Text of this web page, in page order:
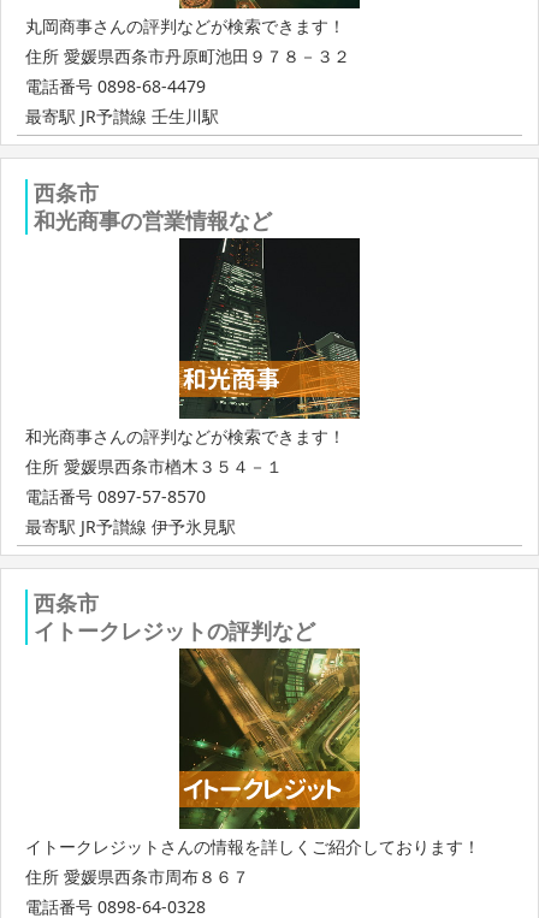
丸岡商事さんの評判などが検索できます！
住所 愛媛県西条市丹原町池田９７８－３２
電話番号 0898-68-4479
最寄駅 JR予讃線 壬生川駅
西条市
和光商事の営業情報など
和光商事さんの評判などが検索できます！
住所 愛媛県西条市楢木３５４－１
電話番号 0897-57-8570
最寄駅 JR予讃線 伊予氷見駅
西条市
イトークレジットの評判など
イトークレジットさんの情報を詳しくご紹介しております！
住所 愛媛県西条市周布８６７
電話番号 0898-64-0328